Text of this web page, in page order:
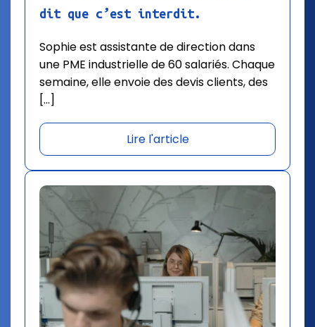
dit que c’est interdit.
Sophie est assistante de direction dans
une PME industrielle de 60 salariés. Chaque
semaine, elle envoie des devis clients, des
[…]
Lire l'article